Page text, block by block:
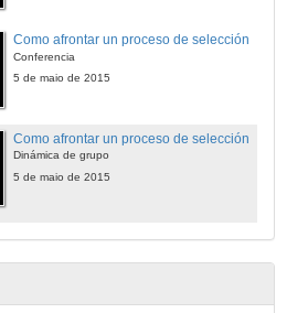
Como afrontar un proceso de selección
Conferencia
5 de maio de 2015
Como afrontar un proceso de selección
Dinámica de grupo
5 de maio de 2015